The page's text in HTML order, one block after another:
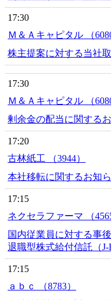
17:30
Ｍ＆Ａキャピタル （
株主提案に対する当社
17:30
Ｍ＆Ａキャピタル （
剰余金の配当に関する
17:20
古林紙工 （3944）
本社移転に関するお知
17:15
ネクセラファーマ （
国内従業員に対する事
退職型株式給付信託（
17:15
ａｂｃ （8783）